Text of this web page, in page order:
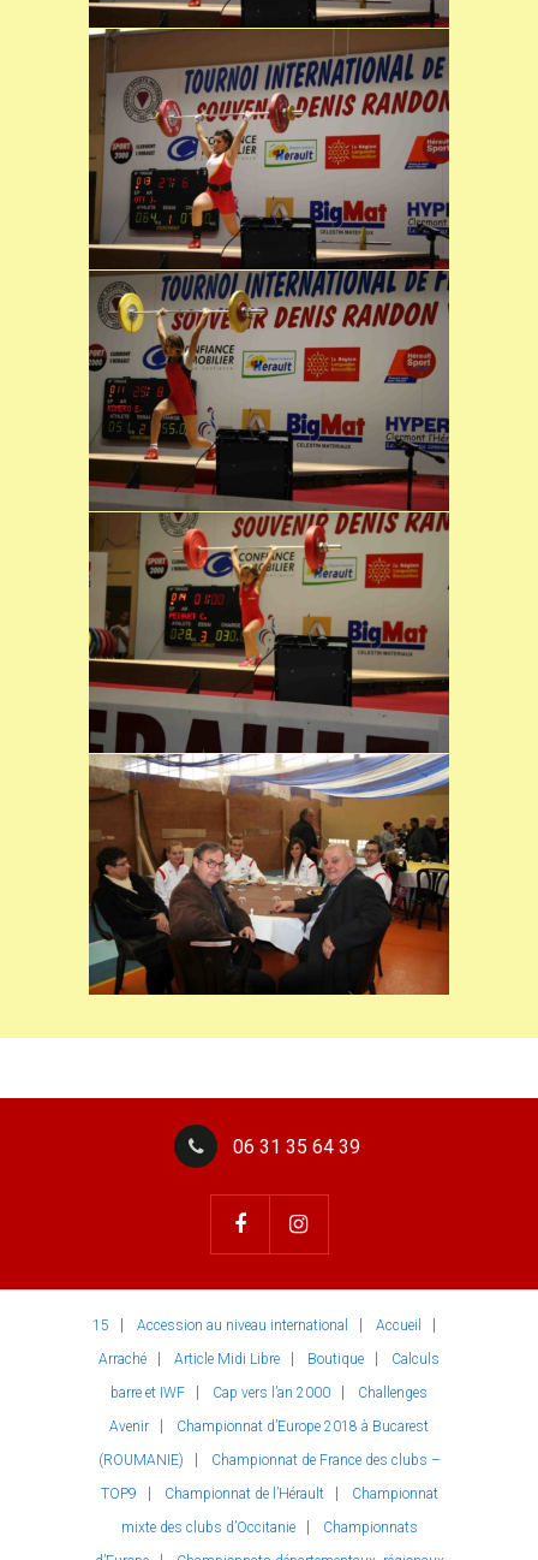
06 31 35 64 39
15 Accession au niveau international
Accueil
Arraché
Article Midi Libre Boutique
Calculs
barre et IWF
Cap vers l’an 2000
Challenges
Avenir
Championnat d’Europe 2018 à Bucarest
(ROUMANIE)
Championnat de France des clubs –
TOP9
Championnat de l’Hérault
Championnat
mixte des clubs d’Occitanie
Championnats